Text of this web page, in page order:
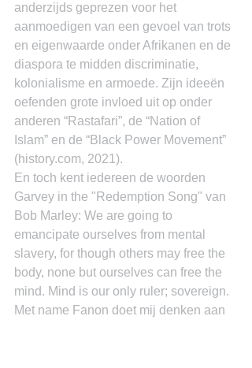
anderzijds geprezen voor het
aanmoedigen van een gevoel van trots
en eigenwaarde onder Afrikanen en de
diaspora te midden discriminatie,
kolonialisme en armoede. Zijn ideeën
oefenden grote invloed uit op onder
anderen “Rastafari”, de “Nation of
Islam” en de “Black Power Movement”
(history.com, 2021).
En toch kent iedereen de woorden
Garvey in the "Redemption Song" van
Bob Marley: We are going to
emancipate ourselves from mental
slavery, for though others may free the
body, none but ourselves can free the
mind. Mind is our only ruler; sovereign.
Met name Fanon doet mij denken aan